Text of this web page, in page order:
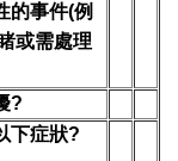
的事件(例
或需處理
?
下症狀?